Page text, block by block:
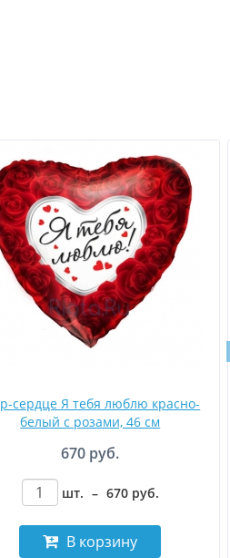
сердце Я тебя люблю красно-
белый с розами, 46 см
670 руб.
шт. – 670 руб.
В корзину